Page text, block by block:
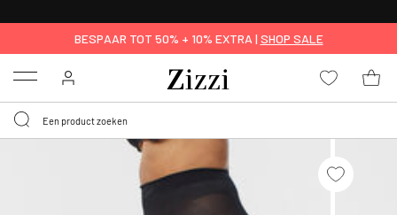
BESPAAR TOT 50% + 10% EXTRA | SHOP SALE
Menu